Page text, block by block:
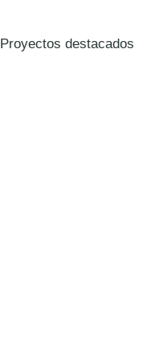
Proyectos destacados